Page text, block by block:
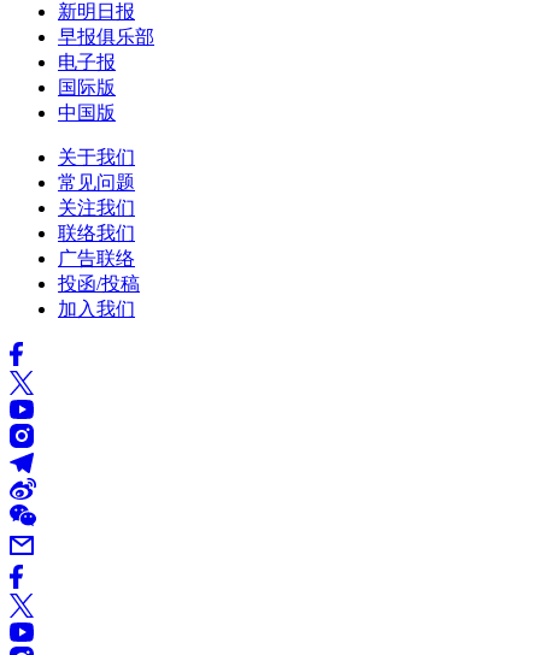
新明日报
早报俱乐部
电子报
国际版
中国版
关于我们
常见问题
关注我们
联络我们
广告联络
投函/投稿
加入我们